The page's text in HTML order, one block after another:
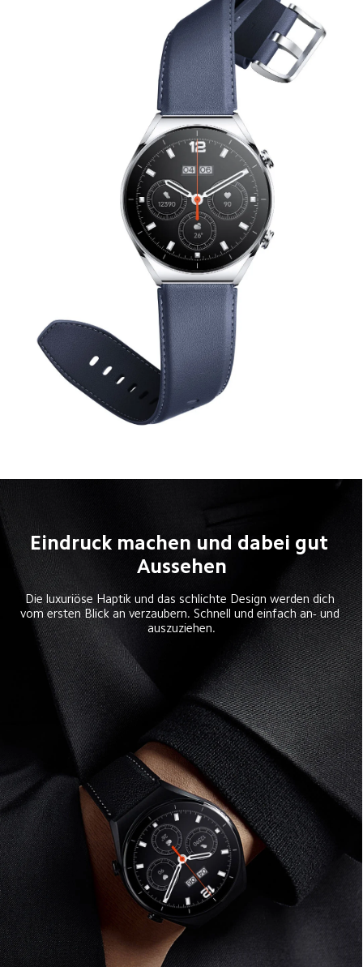
Eindruck machen und dabei gut
Aussehen
Die luxuriöse Haptik und das schlichte Design werden dich
vom ersten Blick an verzaubern. Schnell und einfach an- und
auszuziehen.